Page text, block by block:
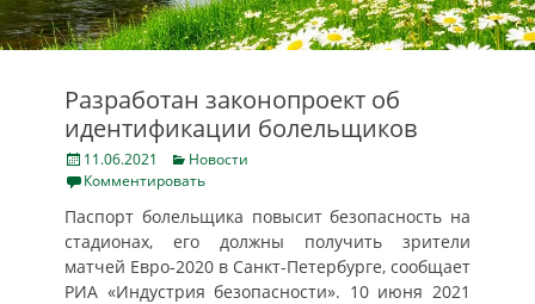
Разработан законопроект об
идентификации болельщиков
Posted
on
11.06.2021 Categories
Новости
Комментировать
Паспорт болельщика повысит безопасность на
стадионах, его должны получить зрители
матчей Евро-2020 в Санкт-Петербурге, сообщает
РИА «Индустрия безопасности». 10 июня 2021